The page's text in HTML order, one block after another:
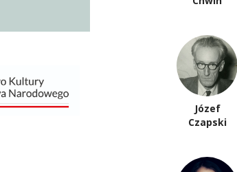
Józef
Czapski